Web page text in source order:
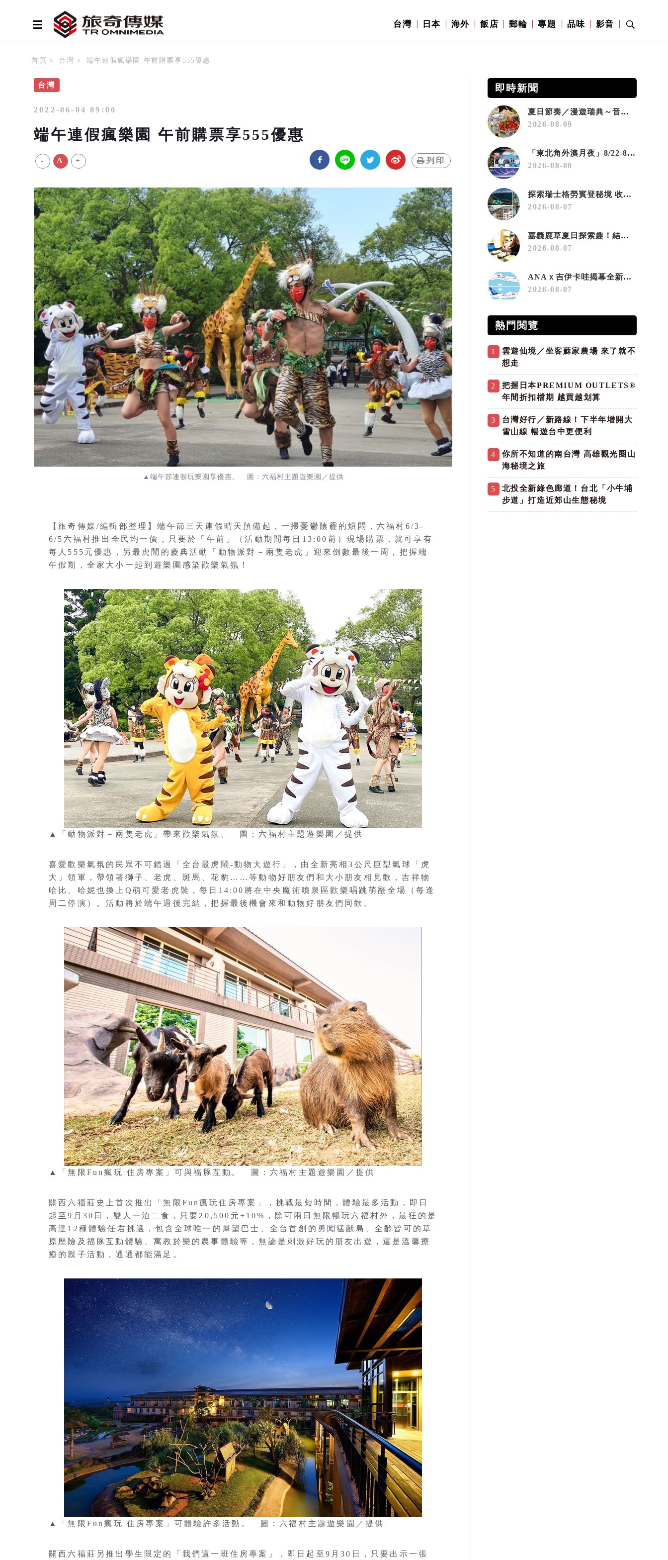
台灣 日本 海外 飯店 郵輪 專題 品味 影音
首頁 台灣 端午連假瘋樂園 午前購票享555優惠
台灣
2022-06-04 09:00
端午連假瘋樂園 午前購票享555優惠
- A + 列印
▲端午節連假玩樂園享優惠。 圖：六福村主題遊樂園／提供
【旅奇傳媒/編輯部整理】端午節三天連假晴天預備起，一掃憂鬱陰霾的煩悶，六福村6/3-
6/5六福村推出全民均一價，只要於「午前」（活動期間每日13:00前）現場購票，就可享有
每人555元優惠，另最虎鬧的慶典活動「動物派對－兩隻老虎」迎來倒數最後一周，把握端
午假期，全家大小一起到遊樂園感染歡樂氣氛！
▲「動物派對－兩隻老虎」帶來歡樂氣氛。 圖：六福村主題遊樂園／提供
喜愛歡樂氣氛的民眾不可錯過「全台最虎鬧-動物大遊行」，由全新亮相3公尺巨型氣球「虎
大」領軍，帶領著獅子、老虎、斑馬、花豹……等動物好朋友們和大小朋友相見歡，吉祥物
哈比、哈妮也換上Q萌可愛老虎裝，每日14:00將在中央魔術噴泉區歡樂唱跳萌翻全場（每逢
周二停演）。活動將於端午過後完結，把握最後機會來和動物好朋友們同歡。
▲「無限Fun瘋玩 住房專案」可與福豚互動。 圖：六福村主題遊樂園／提供
關西六福莊史上首次推出「無限Fun瘋玩住房專案」，挑戰最短時間，體驗最多活動，即日
起至9月30日，雙人一泊二食，只要20,500元+10%，除可兩日無限暢玩六福村外，最狂的是
高達12種體驗任君挑選，包含全球唯一的犀望巴士、全台首創的勇闖猛獸島、全齡皆可的草
原歷險及福豚互動體驗、寓教於樂的農事體驗等，無論是刺激好玩的朋友出遊，還是溫馨療
癒的親子活動，通通都能滿足。
▲「無限Fun瘋玩 住房專案」可體驗許多活動。 圖：六福村主題遊樂園／提供
關西六福莊另推出學生限定的「我們這一班住房專案」，即日起至9月30日，只要出示一張
即時新聞
夏日節奏／漫遊瑞典～音樂、療癒桑拿、美味歡樂螯蝦節
2026-08-09
「東北角外澳月夜」8/22-8/23浪漫登場 串聯五漁村、音樂、市集、火舞與慢旅共度夏夜
2026-08-08
探索瑞士格勞賓登秘境 收藏六種阿爾卑斯夏日療癒之旅
2026-08-07
嘉義鹿草夏日探索趣！結合科學、農場與自然的親子小旅行
2026-08-07
ANAｘ吉伊卡哇揭幕全新彩繪機「Chiikawa JET」
2026-08-07
熱門閱覽
1
雲遊仙境／坐客蘇家農場 來了就不
想走
2
把握日本PREMIUM OUTLETS®
年間折扣檔期 越買越划算
3
台灣好行／新路線！下半年增開大
雪山線 暢遊台中更便利
4
你所不知道的南台灣 高雄觀光圈山
海秘境之旅
5
北投全新綠色廊道！台北「小牛埔
步道」打造近郊山生態秘境